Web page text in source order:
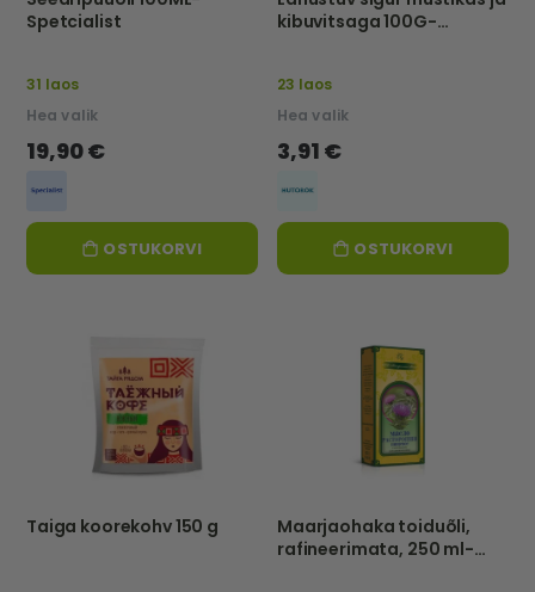
Spetcialist
31 laos
Hea valik
19,90 €
OSTUKORVI
kibuvitsaga 100G-
23 laos
Hea valik
3,91 €
OSTUKORVI
Taiga koorekohv 150 g
Maarjaohaka toiduõli,
rafineerimata, 250 ml-